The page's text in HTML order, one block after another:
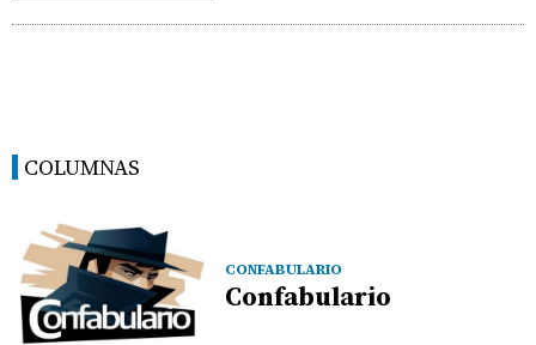
COLUMNAS
CONFABULARIO
Confabulario